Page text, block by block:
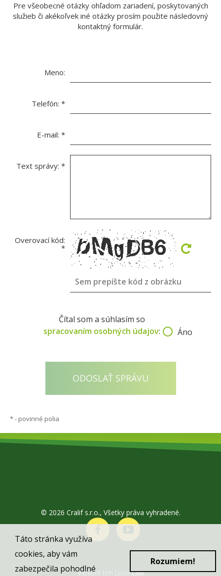
Pre všeobecné otázky ohľadom zariadení, poskytovaných
služieb či akékoľvek iné otázky prosím použite následovný
kontaktný formulár.
Meno:
Telefón: *
E-mail: *
Text správy: *
Overovací kód:
*
Čítal som a súhlasím so
spracovaním osobných údajov: Áno
*- povinné polia
© 2026 Cralif s.r.o., Všetky práva vyhradené.
Vytvoril tím
Táto stránka využíva
cookies, aby vám
zabezpečila pohodlné
Rozumiem!